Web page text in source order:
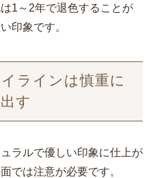
1～2年で退色することが
印象です。
ラインは慎重に
す
ラルで優しい印象に仕上が
では注意が必要です。